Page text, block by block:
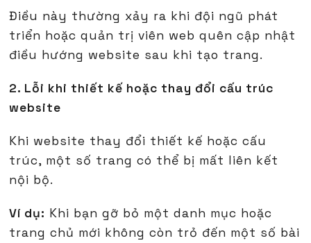
Điều này thường xảy ra khi đội ngũ phát
triển hoặc quản trị viên web quên cập nhật
điều hướng website sau khi tạo trang.
2. Lỗi khi thiết kế hoặc thay đổi cấu trúc
website
Khi website thay đổi thiết kế hoặc cấu
trúc, một số trang có thể bị mất liên kết
nội bộ.
Ví dụ: Khi bạn gỡ bỏ một danh mục hoặc
trang chủ mới không còn trỏ đến một số bài